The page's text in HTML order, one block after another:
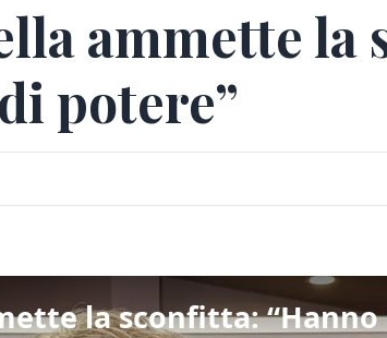
ammette la
potere”
la sconfitta: